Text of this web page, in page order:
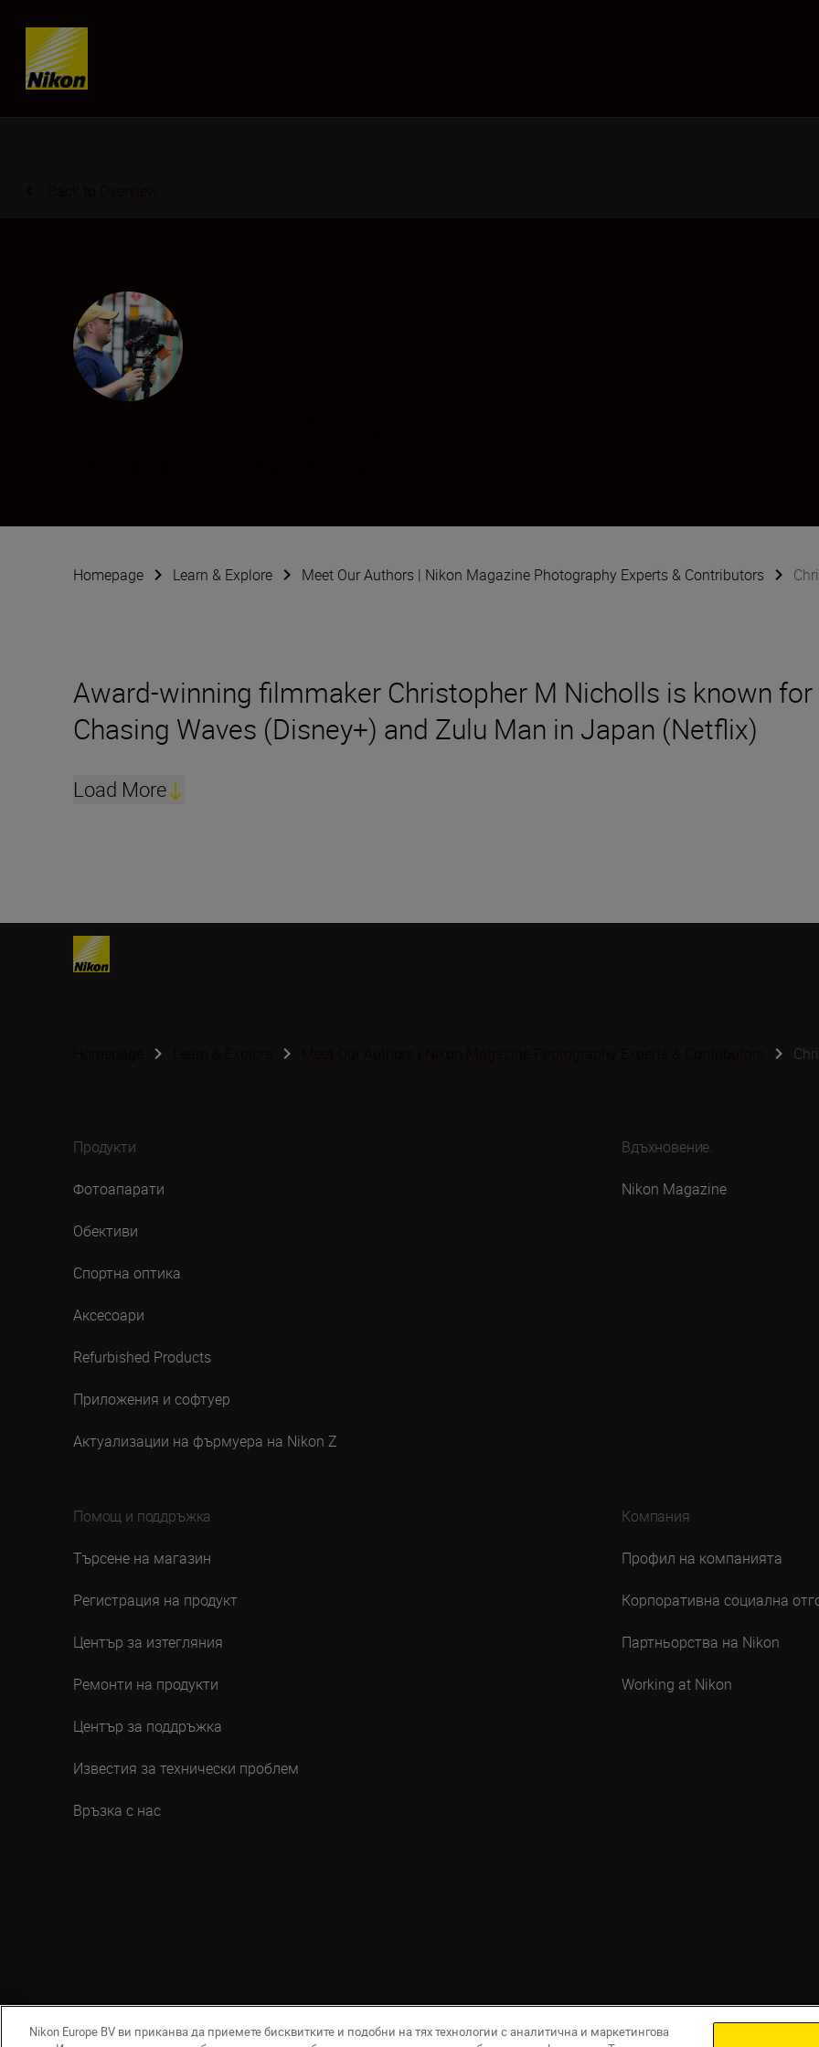
Skip content
Homepage Learn & Explore Meet Our Authors | Nikon Magazine Photography Experts & Contributors
Award-winning filmmaker Christopher M Nicholls is known
Chasing Waves (Disney+) and Zulu Man in Japan (Netflix)
Load More
Продукти
Фотоапарати
Обективи
Спортна оптика
Аксесоари
Refurbished Products
Приложения и софтуер
Актуализации на фърмуера на Nikon Z
Вдъхновение.
Nikon Magazine
Помощ и поддръжка
Търсене на магазин
Регистрация на продукт
Център за изтегляния
Ремонти на продукти
Център за поддръжка
Известия за технически проблем
Връзка с нас
Компания
Профил на компанията
Корпоративна социална
Партньорства на Nikon
Working at Nikon
BG Nikon Sites Връзка с нас Съобщение за поверителност Условия за използване Съобщение за бисквитки
Nikon Europe BV ви приканва да приемете бисквитките и подобни на тях технологии с аналитична и маркетингова